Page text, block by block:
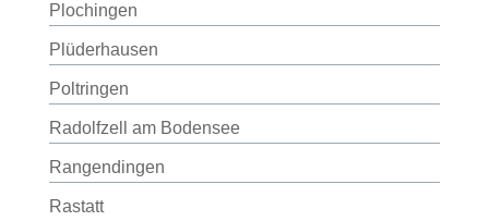
Plochingen
Plüderhausen
Poltringen
Radolfzell am Bodensee
Rangendingen
Rastatt